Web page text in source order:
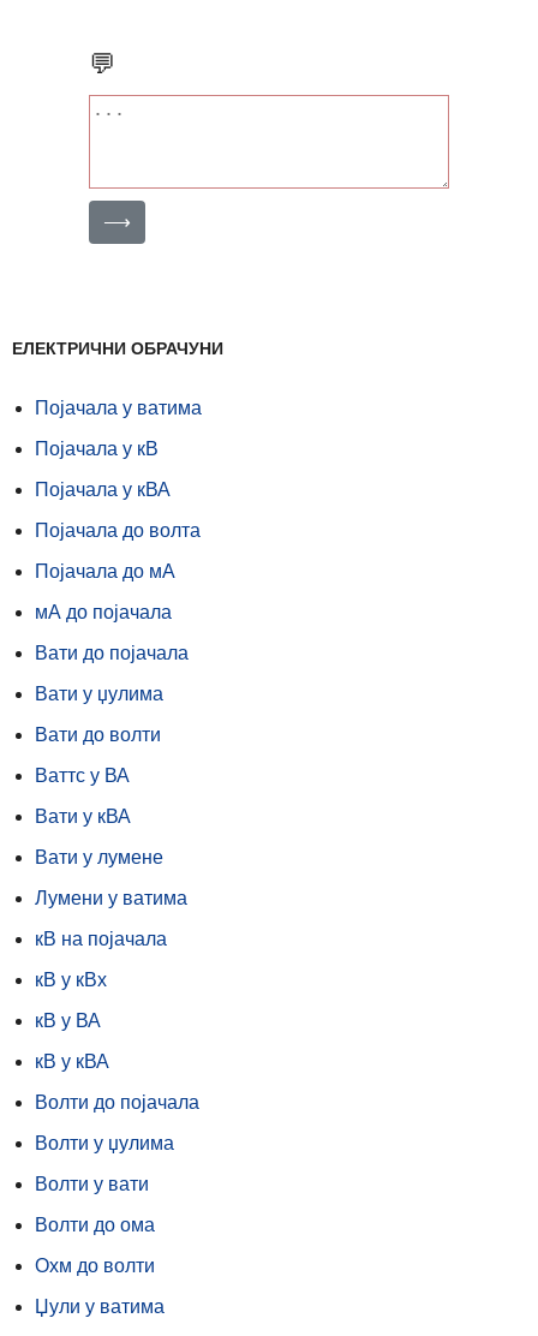
💬
⟶
ЕЛЕКТРИЧНИ ОБРАЧУНИ
Појачала у ватима
Појачала у кВ
Појачала у кВА
Појачала до волта
Појачала до мА
мА до појачала
Вати до појачала
Вати у џулима
Вати до волти
Ваттс у ВА
Вати у кВА
Вати у лумене
Лумени у ватима
кВ на појачала
кВ у кВх
кВ у ВА
кВ у кВА
Волти до појачала
Волти у џулима
Волти у вати
Волти до ома
Охм до волти
Џули у ватима